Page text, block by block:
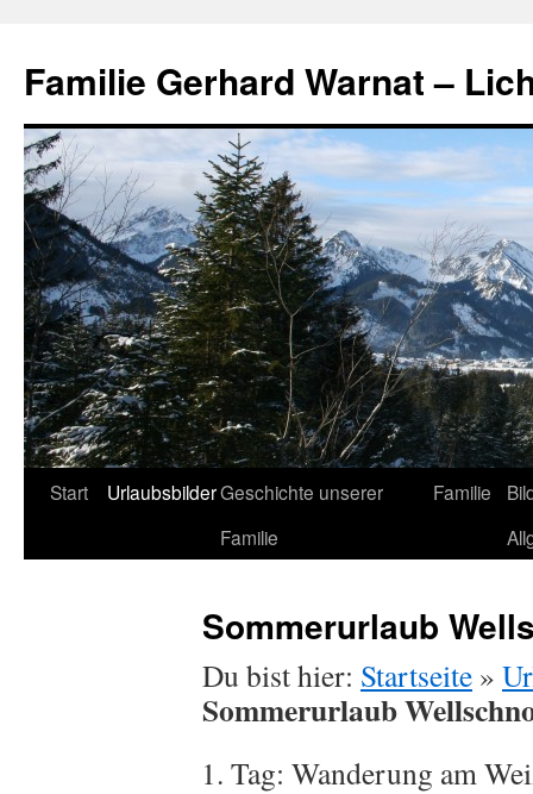
springen
Familie Gerhard Warnat –
Start UrlaubsbilderGeschichte unserer
Familie
Familie
Sommerurlaub
Du bist hier: Startseite »
Sommerurlaub
Tag: Wanderung am